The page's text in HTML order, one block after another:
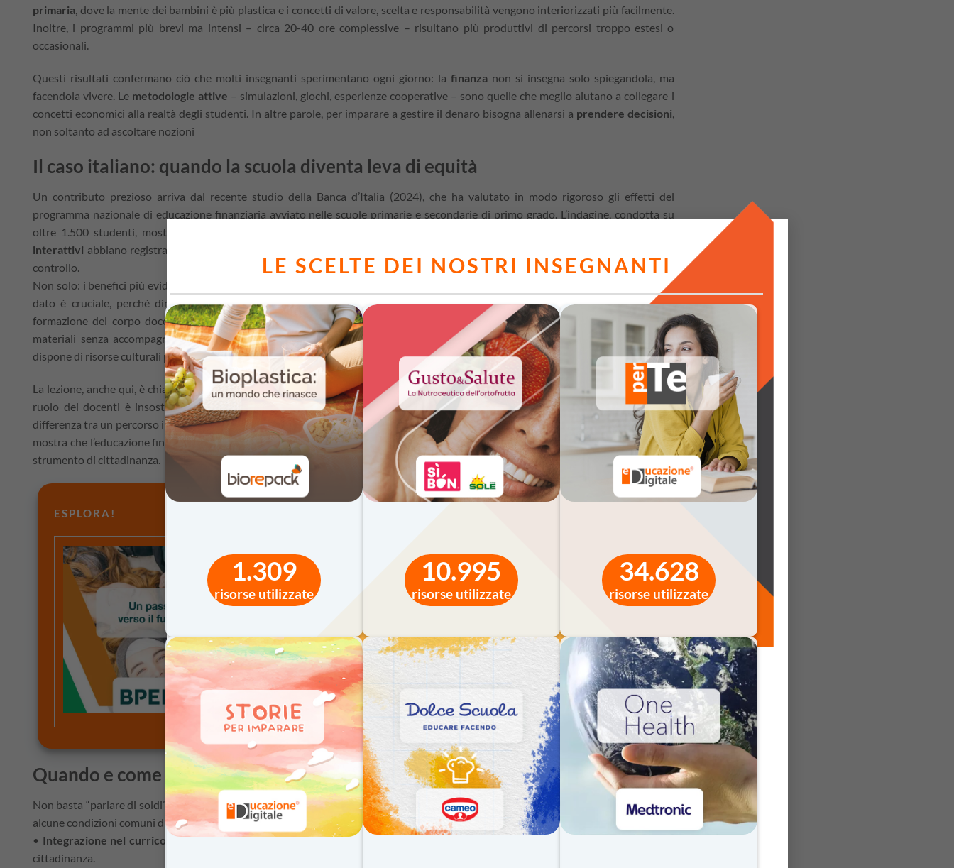
LE SCELTE DEI NOSTRI INSEGNANTI
1.309
risorse utilizzate
10.995
risorse utilizzate
34.628
risorse utilizzate
primaria, dove la mente dei bambini è più plastica e i concetti di valore, scelta e responsabilità vengono interiorizzati più facilmente.
Inoltre, i programmi più brevi ma intensi – circa 20-40 ore complessive – risultano più produttivi di percorsi troppo estesi o
occasionali.
Questi risultati confermano ciò che molti insegnanti sperimentano ogni giorno: la finanzanon si insegna solo spiegandola, ma
facendola vivere. Le metodologie attive – simulazioni, giochi, esperienze cooperative – sono quelle che meglio aiutano a collegare i
concetti economici alla realtà degli studenti. In altre parole, per imparare a gestire il denaro bisogna allenarsi a prendere decisioni,
non soltanto ad ascoltare nozioni
Il caso italiano: quando la scuola diventa leva di equità
Un contributo prezioso arriva dal recente studio della Banca d’Italia (2024), che ha valutato in modo rigoroso gli effetti del
programma nazionale di educazione finanziaria avviato nelle scuole primarie e secondarie di primo grado. L’indagine, condotta su
oltre 1.500 studenti, mostra che i ragazzi coinvolti in attività guidate da
interattivi abbiano registrato un miglioramento medio dell’alfabetizzazione finanziaria di 8 punti percentuali rispetto al gruppo di
controllo.
Non solo: i benefici più evidenti si osservano proprio tra gli studenti provenienti da contesti socio-economici meno favoriti. Questo
dato è cruciale, perché dimostra chela scuola può ridurre le disuguaglianze economiche, se accompagnata da un’adeguata
formazione del corpo docente. Quando invece il programma viene implementato in modo passivo — ad esempio distribuendo
materiali senza accompagnamento formativo — i risultati si riducono sensibilmente e finiscono per avvantaggiare solo chi già
dispone di risorse culturali più alte.
La lezione, anche qui, è chiara: l’efficacia dell’educazione finanziaria dipende non solo dai contenuti, ma dalla relazione educativa . Il
ruolo dei docenti è insostituibile: la loro capacità di contestualizzare, stimolare il dialogo e rendere accessibili i concetti fa la
differenza tra un percorso inclusivo e uno selettivo. Il programma italiano – riconosciuto oggi come una delle
best practice
europee –
mostra che l’educazione finanziaria, quando è strutturata e accompagnata da formazione e monitoraggio, può diventare un potente
strumento di cittadinanza.
ESPLORA!
Un passo verso il futuro
Il percorso gratuito di Bper per primaria e secondaria di I e II grado,
con stimolanti strumenti didattici digitali per affrontare i temi
fondamentali dell’educazione finanziaria.
VAI AL PERCORSO
Quando e come funziona: le condizioni di efficacia
Non basta “parlare di soldi”: serve un approccio attivo, continuo e inclusivo. Le esperienze raccolte a livello internazionale delineano
alcune condizioni comuni di successo:
• Integrazione nel curricolo, non come disciplina a sé, ma come chiave trasversale che attraversa matematica, economia, storia e
cittadinanza.